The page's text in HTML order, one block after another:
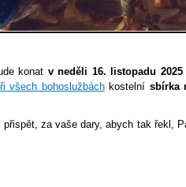
konat v neděli 16. listopadu
všech bohoslužbáchkostelní sbírka
za vaše dary, abych tak řekl,